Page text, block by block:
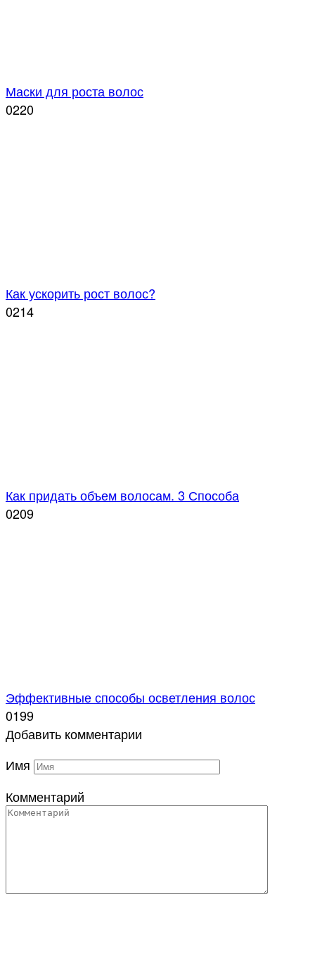
Маски для роста волос
0220
Как ускорить рост волос?
0214
Как придать объем волосам. 3 Способа
0209
Эффективные способы осветления волос
0199
Добавить комментарии
Имя
Комментарий